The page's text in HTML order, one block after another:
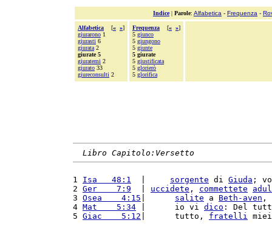
Indice| Parole: Alfabetica - Frequenza -
Alfabetica [« »]
giurarono 1
giurasti 6
giurata 2
giurate 5
giuratemi 2
giurato 33
giureconsulti 2
Frequenza [« »]
5 giunco
5 giungono
5 giunte
5 giurate
5 giustificata
5 glorierò
5 glorifica
Libro Capitolo:Versetto
1 Isa   48:1 sorgente di Giuda ;
2 Ger    7:9 uccidete , commettete
3 Osea    4:15 salite a Beth-aven ,
4 Mat    5:34 |      io vi dico : Del
5 Giac    5:12 |      tutto, fratelli